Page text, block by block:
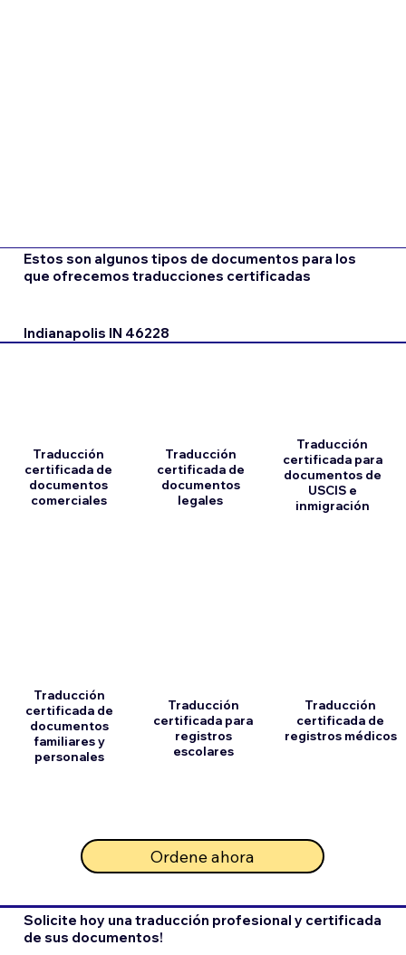
Estos son algunos tipos de documentos para los
que ofrecemos traducciones certificadas
Indianapolis IN 46228
Traducción
certificada de
documentos
comerciales
Traducción
certificada de
documentos
familiares y
personales
Traducción
certificada de
documentos
legales
Traducción
certificada para
registros
escolares
Ordene ahora
Traducción
certificada para
documentos de
USCIS e
inmigración
Traducción
certificada de
registros médicos
Solicite hoy una traducción profesional y certificada
de sus documentos!